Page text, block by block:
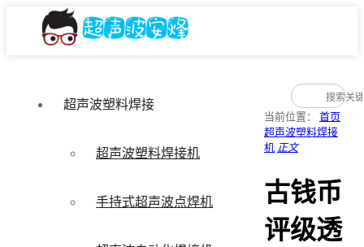
超声波塑料焊接
超声波塑料焊接机
手持式超声波点焊机
当前位置： 首页
超声波塑料焊接
机 正文
古钱币
评级透